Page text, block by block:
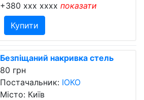
+380 xxx xxxx показати
Купити
Безпіщаний накривка стель
80 грн
Постачальник: ІОКО
Місто: Київ